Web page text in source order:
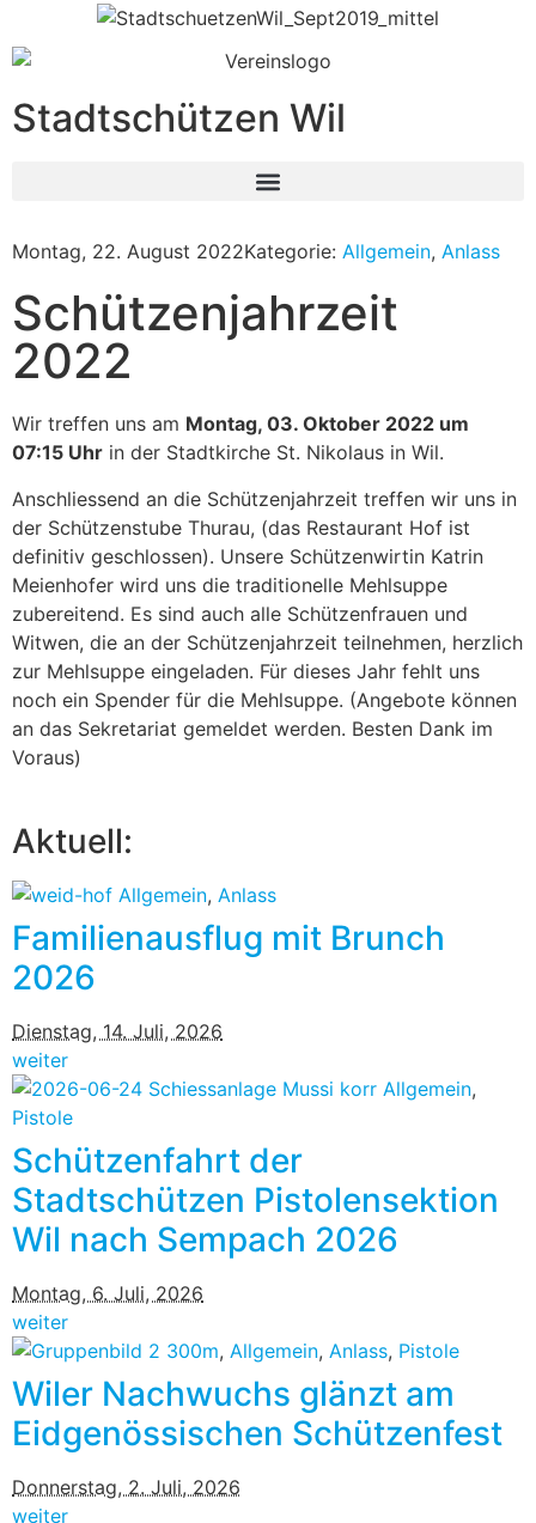
Stadtschützen Wil
Montag, 22. August 2022Kategorie: Allgemein, Anlass
Schützenjahrzeit
2022
Wir treffen uns am Montag, 03. Oktober 2022 um
07:15 Uhr in der Stadtkirche St. Nikolaus in Wil.
Anschliessend an die Schützenjahrzeit treffen wir uns in
der Schützenstube Thurau, (das Restaurant Hof ist
definitiv geschlossen). Unsere Schützenwirtin Katrin
Meienhofer wird uns die traditionelle Mehlsuppe
zubereitend. Es sind auch alle Schützenfrauen und
Witwen, die an der Schützenjahrzeit teilnehmen, herzlich
zur Mehlsuppe eingeladen. Für dieses Jahr fehlt uns
noch ein Spender für die Mehlsuppe. (Angebote können
an das Sekretariat gemeldet werden. Besten Dank im
Voraus)
Aktuell:
Allgemein, Anlass
Familienausflug mit Brunch
2026
Dienstag, 14. Juli, 2026
weiter
Allgemein,
Pistole
Schützenfahrt der
Stadtschützen Pistolensektion
Wil nach Sempach 2026
Montag, 6. Juli, 2026
weiter
300m, Allgemein, Anlass, Pistole
Wiler Nachwuchs glänzt am
Eidgenössischen Schützenfest
Donnerstag, 2. Juli, 2026
weiter